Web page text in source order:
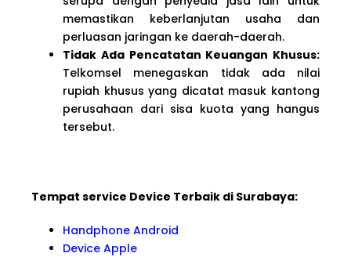
memastikan keberlanjutan usaha dan
perluasan jaringan ke daerah-daerah.
Tidak Ada Pencatatan Keuangan Khusus:
Telkomsel menegaskan tidak ada nilai
rupiah khusus yang dicatat masuk kantong
perusahaan dari sisa kuota yang hangus
tersebut.
Tempat service Device Terbaik di Surabaya:
Handphone Android
Device Apple